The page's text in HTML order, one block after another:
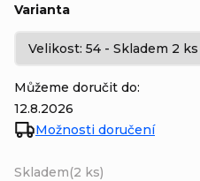
Skladem(2 ks)
Varianta
Můžeme doručit do:
12.8.2026
Možnosti doručení